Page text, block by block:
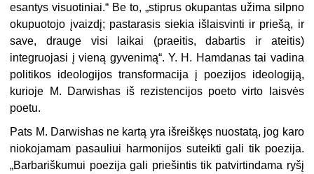
esantys visuotiniai.“ Be to, „stiprus okupantas užima silpno
okupuotojo įvaizdį; pastarasis siekia išlaisvinti ir priešą, ir
save, drauge visi laikai (praeitis, dabartis ir ateitis)
integruojasi į vieną gyvenimą“. Y. H. Hamdanas tai vadina
politikos ideologijos transformacija į poezijos ideologiją,
kurioje M. Darwishas iš rezistencijos poeto virto laisvės
poetu.
Pats M. Darwishas ne kartą yra išreiškęs nuostatą, jog karo
niokojamam pasauliui harmonijos suteikti gali tik poezija.
„Barbariškumui poezija gali priešintis tik patvirtindama ryšį